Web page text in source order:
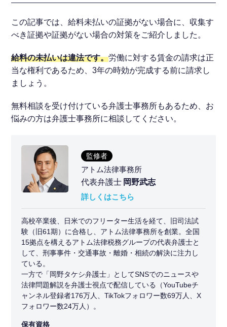
この記事では、給料未払いの証拠がない場合に、収集す
べき証拠や証拠がない場合の対策をご紹介しました。
給料の未払いは違法です。労働に対する賃金の請求は正
当な権利であるため、3年の時効が完成する前に請求し
ましょう。
無料相談を受け付けている弁護士事務所もあるため、お
悩みの方は弁護士事務所に相談してください。
監修者
アトム法律事務所
代表弁護士 岡野武志
詳しくはこちら
高校卒業後、日米でのフリーター生活を経て、旧司法試
験（旧61期）に合格し、アトム法律事務所を創業。全国
15拠点を構えるアトム法律税務グループの代表弁護士と
して、刑事事件・交通事故・離婚・相続の解決に注力し
ている。
一方で「岡野タケシ弁護士」としてSNSでのニュースや
法律問題解説を弁護士視点で配信している（YouTubeチ
ャンネル登録者176万人、TikTokフォロワー数69万人、X
フォロワー数24万人）。
保有資格